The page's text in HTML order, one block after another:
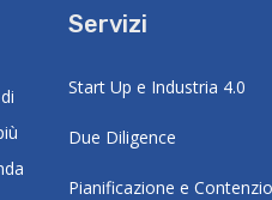
Servizi
Start Up e Industria 4.0
Due Diligence
Pianificazione e